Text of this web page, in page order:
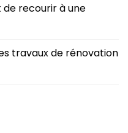
recourir à une
travaux de rénovation